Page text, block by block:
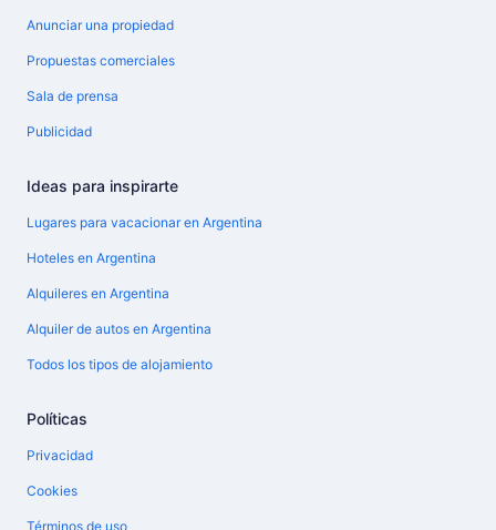
Anunciar una propiedad
Propuestas comerciales
Sala de prensa
Publicidad
Ideas para inspirarte
Lugares para vacacionar en Argentina
Hoteles en Argentina
Alquileres en Argentina
Alquiler de autos en Argentina
Todos los tipos de alojamiento
Políticas
Privacidad
Cookies
Términos de uso